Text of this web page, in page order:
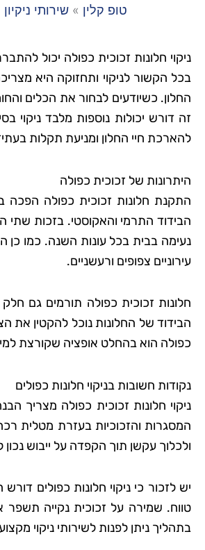
טופ קלין » שירותי ניקיון
ניקוי חלונות זכוכית כפולה יכול
בכל הקשור לניקוי ותחזוקה היא
החלון. כשיודעים לבחור את הכלים
זה דורש יכולות נוספות מלבד ניקוי
להארכת חיי החלון ומניעת תקלות
היתרונות של זכוכית כפולה
התקנת חלונות זכוכית כפולה הפכה
הבידוד התרמי והאקוסטי. בזכות שתי
נעימה בבית בכל עונות השנה. כמו
עירוניים צפופים ורעשניים.
חלונות זכוכית כפולה תורמים גם
הבידוד של החלונות נוכל להקטין את
כפולה הוא בהחלט אופציה שקורצת
נקודות חשובות בניקוי חלונות כפולים
ניקוי חלונות זכוכית כפולה מצריך
המסגרות והזכוכיות בעזרת מטלית
ולכלוך עקשן תוך הקפדה על ייבוש
יש לזכור כי ניקוי חלונות כפולים
טווח. שמירה על זכוכית נקייה
בתהליך ניתן לפנות לשירותי ניקוי